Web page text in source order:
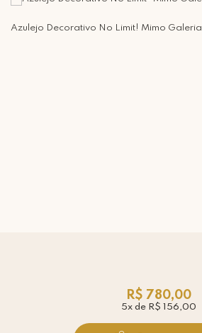
Azulejo Decorativo No Limit! Mimo Galeria
R$ 780,00
5x de R$ 156,00